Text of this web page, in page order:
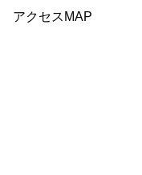
アクセスMAP